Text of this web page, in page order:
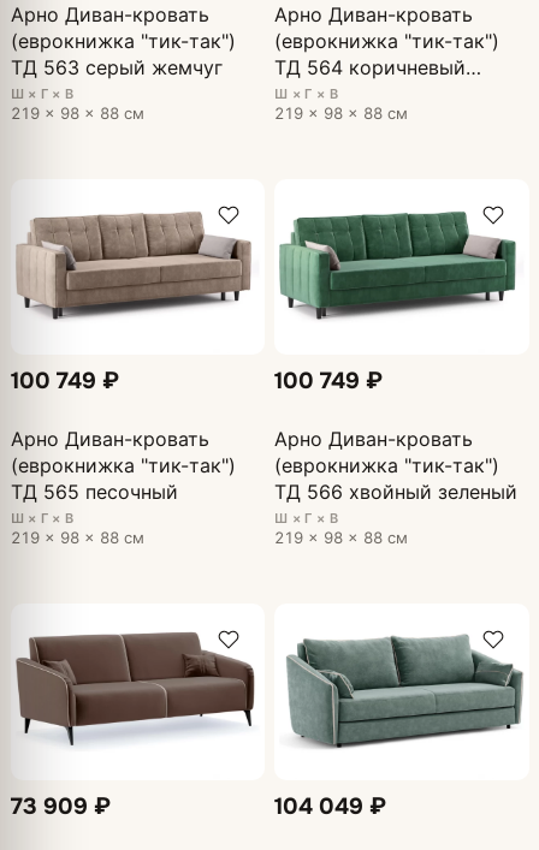
Арно Диван-кровать
(еврокнижка "тик-так")
ТД 563 серый жемчуг
Ш × Г × В
219 × 98 × 88 см
Арно Диван-кровать
(еврокнижка "тик-так")
ТД 564 коричневый
перламутр
Ш × Г × В
219 × 98 × 88 см
100 749 ₽
Арно Диван-кровать
(еврокнижка "тик-так")
ТД 565 песочный
Ш × Г × В
219 × 98 × 88 см
100 749 ₽
Арно Диван-кровать
(еврокнижка "тик-так")
ТД 566 хвойный зеленый
Ш × Г × В
219 × 98 × 88 см
73 909 ₽ 104 049 ₽